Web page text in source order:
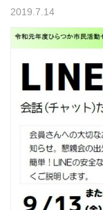
2019.7.14